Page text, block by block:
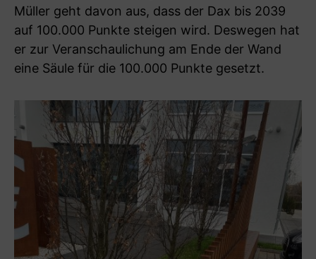
Müller geht davon aus, dass der Dax bis 2039
auf 100.000 Punkte steigen wird. Deswegen hat
er zur Veranschaulichung am Ende der Wand
eine Säule für die 100.000 Punkte gesetzt.